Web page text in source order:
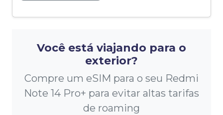
Você está viajando para o
exterior?
Compre um eSIM para o seu Redmi
Note 14 Pro+ para evitar altas tarifas
de roaming